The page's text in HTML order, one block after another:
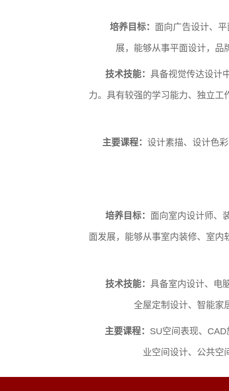
培养目标： 面向广告设计、
展，能够从事平面设计，品
技术技能： 具备视觉传达设计
力。具有较强的学习能力、独立
主要课程： 设计素描、设计色
培养目标： 面向室内设计师、
面发展，能够从事室内装修、室
技术技能： 具备室内设计、电
全屋定制设计、智能家
主要课程： SU空间表现、
业空间设计、公共空